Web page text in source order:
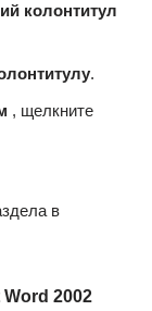
колонтитул
.
, щелкните
в
2002